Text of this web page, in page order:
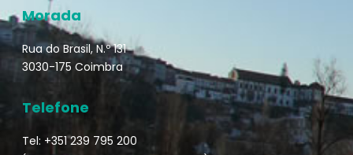
Morada
Rua do Brasil, N.º 131
3030-175 Coimbra
Telefone
Tel: +351 239 795 200